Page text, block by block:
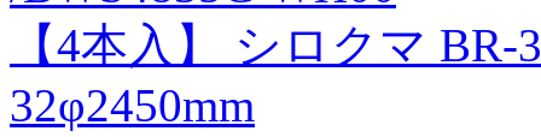
【4本入】 シロクマ
32φ2450mm